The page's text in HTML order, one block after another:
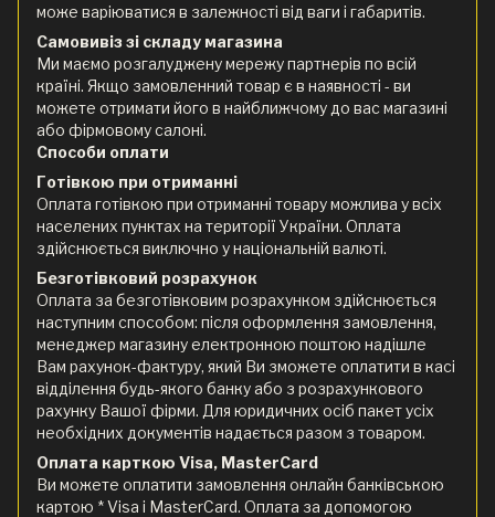
може варіюватися в залежності від ваги і габаритів.
Самовивіз зі складу магазина
Ми маємо розгалуджену мережу партнерів по всій
країні. Якщо замовленний товар є в наявності - ви
можете отримати його в найближчому до вас магазині
або фірмовому салоні.
Способи оплати
Готівкою при отриманні
Оплата готівкою при отриманні товару можлива у всіх
населених пунктах на території України. Оплата
здійснюється виключно у національній валюті.
Безготівковий розрахунок
Оплата за безготівковим розрахунком здійснюється
наступним способом: після оформлення замовлення,
менеджер магазину електронною поштою надішле
Вам рахунок-фактуру, який Ви зможете оплатити в касі
відділення будь-якого банку або з розрахункового
рахунку Вашої фірми. Для юридичних осіб пакет усіх
необхідних документів надається разом з товаром.
Оплата карткою Visa, MasterCard
Ви можете оплатити замовлення онлайн банківською
картою * Visa і MasterCard. Оплата за допомогою